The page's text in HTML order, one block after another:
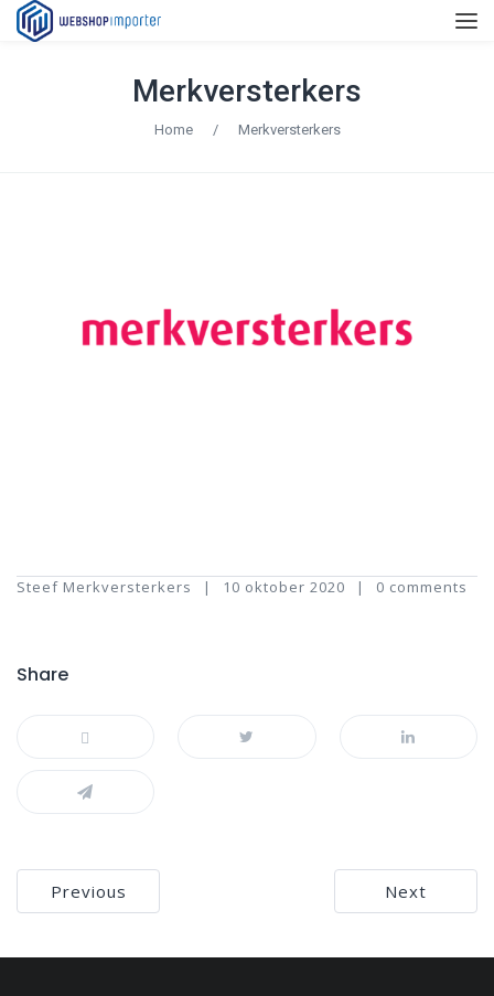
Merkversterkers
Home / Merkversterkers
Steef Merkversterkers 10 oktober 2020 0 comments
Share
Bericht
navigatie
Previous Next